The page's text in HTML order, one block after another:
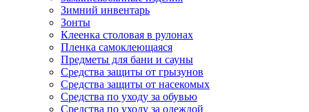
Зимний инвентарь
Зонты
Клеенка столовая в рулонах
Пленка самоклеющаяся
Предметы для бани и сауны
Средства защиты от грызунов
Средства защиты от насекомых
Средства по уходу за обувью
Средства по уходу за одеждой